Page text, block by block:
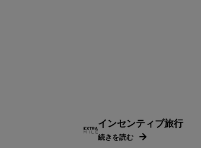
インセンティブ旅行
続きを読む